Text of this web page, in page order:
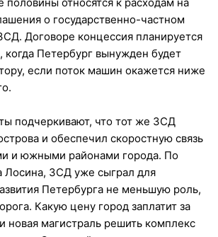
о государственно-частном
Договоре концессия планируется
когда Петербург вынужден будет
если поток машин окажется ниже
подчеркивают, что тот же ЗСД
и обеспечил скоростную связь
и южными районами города. По
ЗСД уже сыграл для
Петербурга не меньшую роль,
Какую цену город заплатит за
магистраль решить комплекс